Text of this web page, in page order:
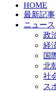
HOME
最新記事
ニュース
政
経
国
北
社
ス